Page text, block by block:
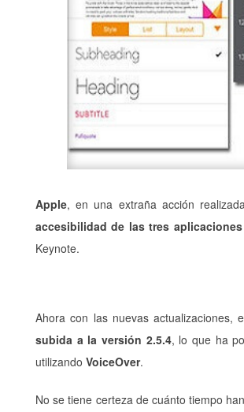
Apple, en una extraña acción
accesibilidad de las tres
Keynote.
Ahora con las nuevas
subida a la versión 2.5.4, lo que ha
utilizando VoiceOver.
No se tiene certeza de cuánto tiempo